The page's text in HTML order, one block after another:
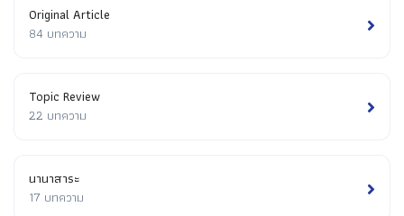
Original Article
84 บทความ
Topic Review
22 บทความ
นานาสาระ
17 บทความ